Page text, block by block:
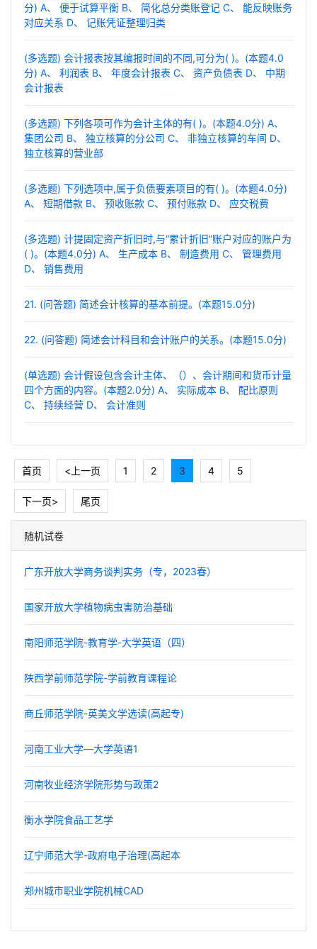
分) A、 便于试算平衡 B、 简化总分类账登记 C、 能反映账务
对应关系 D、 记账凭证整理归类
(多选题) 会计报表按其编报时间的不同,可分为( )。(本题4.0
分) A、 利润表 B、 年度会计报表 C、 资产负债表 D、 中期
会计报表
(多选题) 下列各项可作为会计主体的有( )。(本题4.0分) A、
集团公司 B、 独立核算的分公司 C、 非独立核算的车间 D、
独立核算的营业部
(多选题) 下列选项中,属于负债要素项目的有( )。(本题4.0分)
A、 短期借款 B、 预收账款 C、 预付账款 D、 应交税费
(多选题) 计提固定资产折旧时,与“累计折旧”账户对应的账户为
( )。(本题4.0分) A、 生产成本 B、 制造费用 C、 管理费用
D、 销售费用
21. (问答题) 简述会计核算的基本前提。(本题15.0分)
22. (问答题) 简述会计科目和会计账户的关系。(本题15.0分)
(单选题) 会计假设包含会计主体、（）、会计期间和货币计量
四个方面的内容。(本题2.0分) A、 实际成本 B、 配比原则
C、 持续经营 D、 会计准则
首页 <上一页 1 2 3 4 5
下一页> 尾页
随机试卷
广东开放大学商务谈判实务（专，2023春）
国家开放大学植物病虫害防治基础
南阳师范学院-教育学-大学英语（四）
陕西学前师范学院-学前教育课程论
商丘师范学院-英美文学选读(高起专)
河南工业大学—大学英语1
河南牧业经济学院形势与政策2
衡水学院食品工艺学
辽宁师范大学-政府电子治理(高起本
郑州城市职业学院机械CAD